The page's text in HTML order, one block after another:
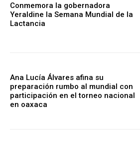
Conmemora la gobernadora
Yeraldine la Semana Mundial de la
Lactancia
Ana Lucía Álvares afina su
preparación rumbo al mundial con
participación en el torneo nacional
en oaxaca